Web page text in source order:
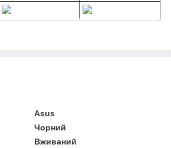
Asus
Чорний
Вживаний